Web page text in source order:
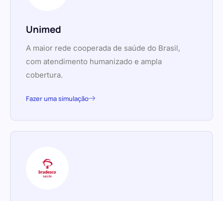
Unimed
A maior rede cooperada de saúde do Brasil,
com atendimento humanizado e ampla
cobertura.
Fazer uma simulação